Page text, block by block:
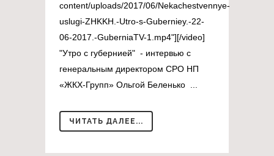
content/uploads/2017/06/Nekachestvennye-
uslugi-ZHKKH.-Utro-s-Guberniey.-22-
06-2017.-GuberniaTV-1.mp4"][/video]
"Утро с губернией" - интервью с
генеральным директором СРО НП
«ЖКХ-Групп» Ольгой Беленько ...
ЧИТАТЬ ДАЛЕЕ...